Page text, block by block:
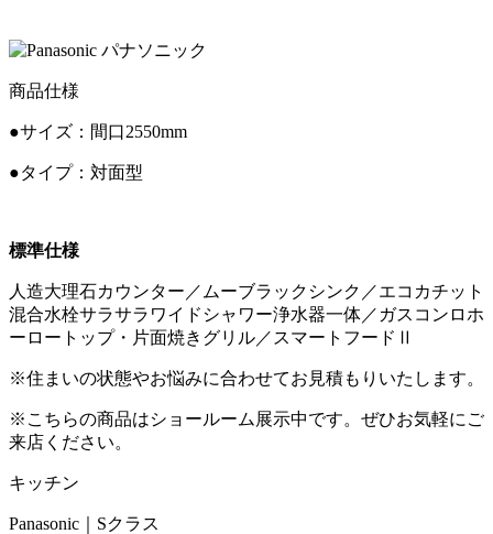
商品仕様
●サイズ：間口2550mm
●タイプ：対面型
標準仕様
人造大理石カウンター／ムーブラックシンク／エコカチット
混合水栓サラサラワイドシャワー浄水器一体／ガスコンロホ
ーロートップ・片面焼きグリル／スマートフードⅡ
※住まいの状態やお悩みに合わせてお見積もりいたします。
※こちらの商品はショールーム展示中です。ぜひお気軽にご
来店ください。
キッチン
Panasonic｜Sクラス